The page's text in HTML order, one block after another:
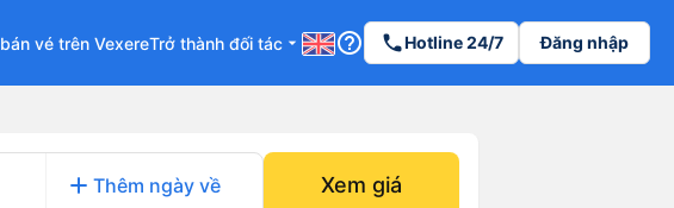
vé trên VexereTrở thành đối tác arrow_drop_down help_outline phoneHotline 24/7 Đăng nhập
add Thêm ngày về Xem giá